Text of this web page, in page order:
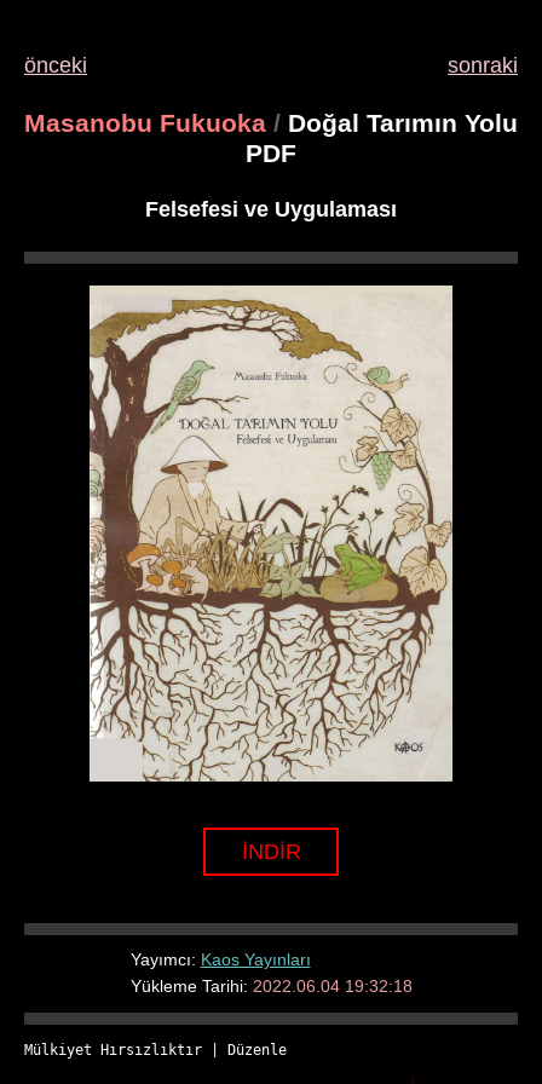
önceki sonraki
Masanobu Fukuoka / Doğal Tarımın Yolu
PDF
Felsefesi ve Uygulaması
İNDİR
Yayımcı: Kaos Yayınları
Yükleme Tarihi: 2022.06.04 19:32:18
Mülkiyet Hırsızlıktır Düzenle